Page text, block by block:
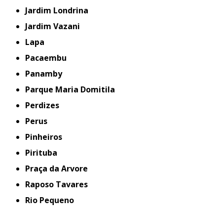
Jardim Londrina
Jardim Vazani
Lapa
Pacaembu
Panamby
Parque Maria Domitila
Perdizes
Perus
Pinheiros
Pirituba
Praça da Arvore
Raposo Tavares
Rio Pequeno